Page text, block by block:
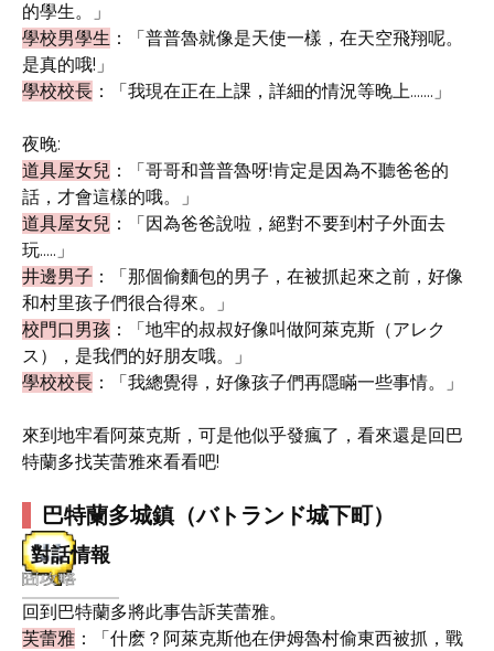
的學生。」
學校男學生 ：「普普魯就像是天使一樣，在天空飛翔呢。
是真的哦!」
學校校長 ：「我現在正在上課，詳細的情況等晚上.......」
夜晚:
道具屋女兒 ：「哥哥和普普魯呀!肯定是因為不聽爸爸的
話，才會這樣的哦。」
道具屋女兒 ：「因為爸爸說啦，絕對不要到村子外面去
玩.....」
井邊男子 ：「那個偷麵包的男子，在被抓起來之前，好像
和村里孩子們很合得來。」
校門口男孩 ：「地牢的叔叔好像叫做阿萊克斯（アレク
ス），是我們的好朋友哦。」
學校校長 ：「我總覺得，好像孩子們再隱瞞一些事情。」
來到地牢看阿萊克斯，可是他似乎發瘋了，看來還是回巴
特蘭多找芙蕾雅來看看吧!
巴特蘭多城鎮（バトランド城下町）
對話情報
回到巴特蘭多將此事告訴芙蕾雅。
芙蕾雅 ：「什麽？阿萊克斯他在伊姆魯村偷東西被抓，戰